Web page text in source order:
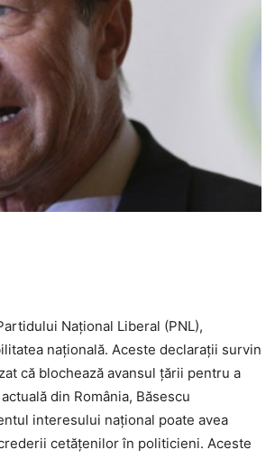
Național Liberal (PNL),
națională. Aceste declarații survin
că blochează avansul țării pentru a
din România, Băsescu
interesului național poate avea
cetățenilor în politicieni. Aceste